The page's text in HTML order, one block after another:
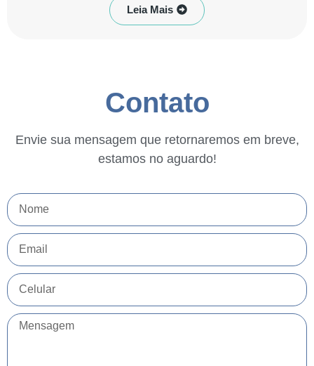
Leia Mais
Contato
Envie sua mensagem que retornaremos em breve,
estamos no aguardo!